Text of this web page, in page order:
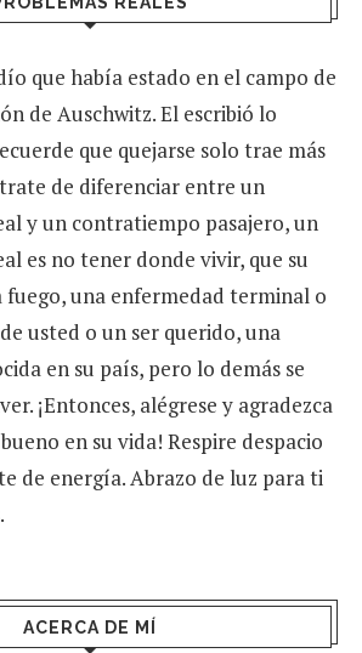
que había estado en el campo de
de Auschwitz. El escribió lo
que quejarse solo trae más
de diferenciar entre un
y un contratiempo pasajero, un
es no tener donde vivir, que su
fuego, una enfermedad terminal o
usted o un ser querido, una
en su país, pero lo demás se
¡Entonces, alégrese y agradezca
en su vida! Respire despacio
de energía. Abrazo de luz para ti
ACERCA DE MÍ